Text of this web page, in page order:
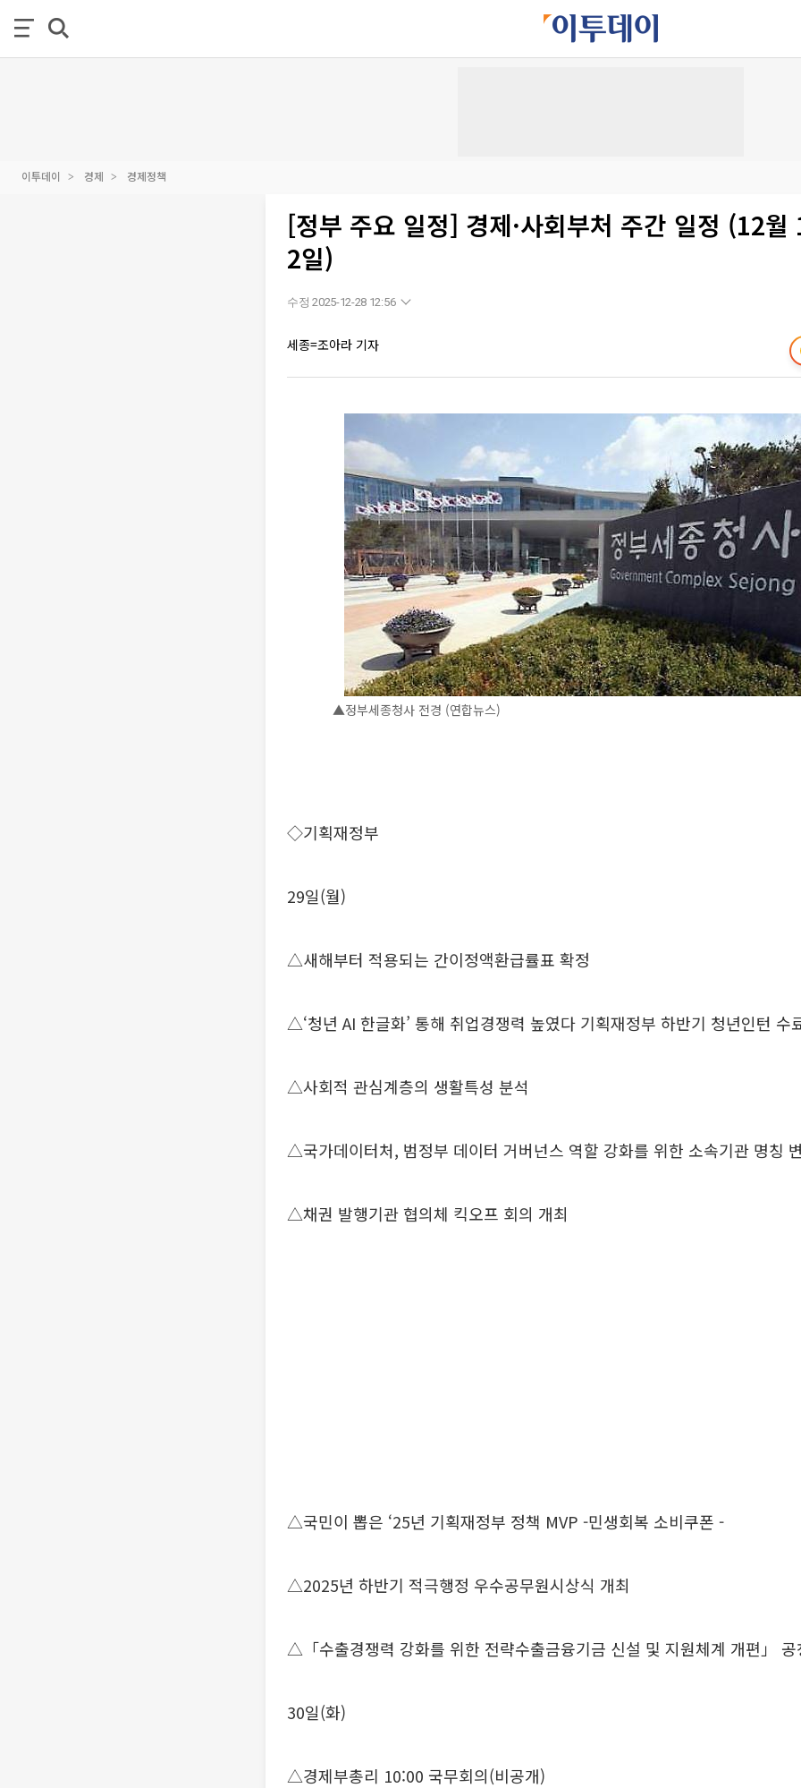
이투데이 경제 경제정책
[정부 주요 일정] 경제·사회부처 주간 일정 (12월
2일)
수정 2025-12-28 12:56
세종=조아라 기자
▲정부세종청사 전경 (연합뉴스)
◇기획재정부
29일(월)
△새해부터 적용되는 간이정액환급률표 확정
△‘청년 AI 한글화’ 통해 취업경쟁력 높였다 기획재정부 하반기 청년인턴 수
△사회적 관심계층의 생활특성 분석
△국가데이터처, 범정부 데이터 거버넌스 역할 강화를 위한 소속기관 명칭
△채권 발행기관 협의체 킥오프 회의 개최
△국민이 뽑은 ‘25년 기획재정부 정책 MVP -민생회복 소비쿠폰 -
△2025년 하반기 적극행정 우수공무원시상식 개최
△「수출경쟁력 강화를 위한 전략수출금융기금 신설 및 지원체계 개편」 공
30일(화)
△경제부총리 10:00 국무회의(비공개)